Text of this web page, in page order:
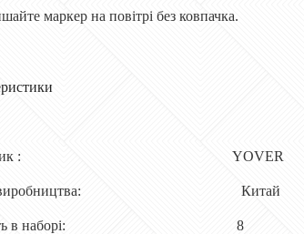
маркер на повітрі без ковпачка.
: YOVER
виробництва: Китай
в наборі: 8